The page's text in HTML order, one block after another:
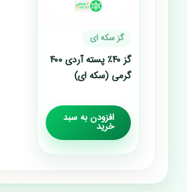
گز سکه ای
گز ۴۰٪ پسته آردی ۴۰۰
گرمی (سکه ای)
افزودن به سبد
خرید